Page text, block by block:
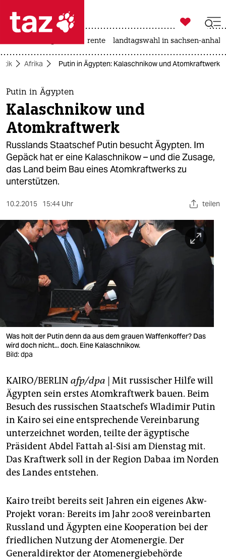
 taz zahl ich
taz zahl ich
themen
politik
öko
gesellschaft
kultur
sport
berlin
wahrheit
veranstaltungen
shop
fragen & hilfe
unterstützen
abo
genossenschaft
epaper login

taz zahl ich
rente landtagswahl in sachsen-anhalt
Afrika Putin in Ägypten: Kalaschnikow und Atomkraftwerk
Putin in Ägypten
Kalaschnikow und
Atomkraftwerk
Russlands Staatschef Putin besucht Ägypten. Im
Gepäck hat er eine Kalaschnikow – und die Zusage,
das Land beim Bau eines Atomkraftwerks zu
unterstützen.
10.2.2015 15:44 Uhr teilen
Was holt der Putin denn da aus dem grauen Waffenkoffer? Das
wird doch nicht... doch. Eine Kalaschnikow.
Bild: dpa
KAIRO/BERLIN afp/dpa | Mit russischer Hilfe will
Ägypten sein erstes Atomkraftwerk bauen. Beim
Besuch des russischen Staatschefs Wladimir Putin
in Kairo sei eine entsprechende Vereinbarung
unterzeichnet worden, teilte der ägyptische
Präsident Abdel Fattah al-Sisi am Dienstag mit.
Das Kraftwerk soll in der Region Dabaa im Norden
des Landes entstehen.
Kairo treibt bereits seit Jahren ein eigenes Akw-
Projekt voran: Bereits im Jahr 2008 vereinbarten
Russland und Ägypten eine Kooperation bei der
friedlichen Nutzung der Atomenergie. Der
Generaldirektor der Atomenergiebehörde